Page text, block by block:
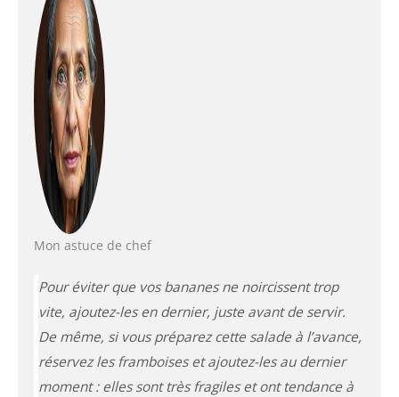
Mon astuce de chef
Pour éviter que vos bananes ne noircissent trop
vite, ajoutez-les en dernier, juste avant de servir.
De même, si vous préparez cette salade à l’avance,
réservez les framboises et ajoutez-les au dernier
moment : elles sont très fragiles et ont tendance à